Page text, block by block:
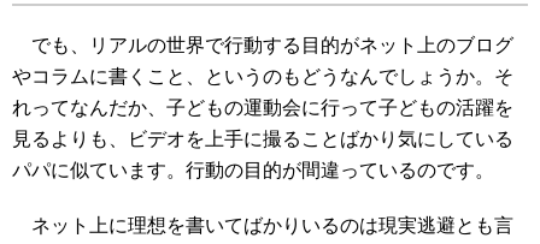
でも、リアルの世界で行動する目的がネット上のブログ
やコラムに書くこと、というのもどうなんでしょうか。そ
れってなんだか、子どもの運動会に行って子どもの活躍を
見るよりも、ビデオを上手に撮ることばかり気にしている
パパに似ています。行動の目的が間違っているのです。
ネット上に理想を書いてばかりいるのは現実逃避とも言